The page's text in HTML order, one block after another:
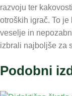
razvoju ter
otroških igrač. To
veselje in
izbrali najboljše za
Podobni